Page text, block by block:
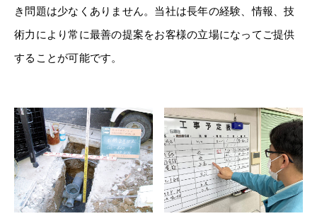
き問題は少なくありません。当社は長年の経験、情報、技
術力により常に最善の提案をお客様の立場になってご提供
することが可能です。